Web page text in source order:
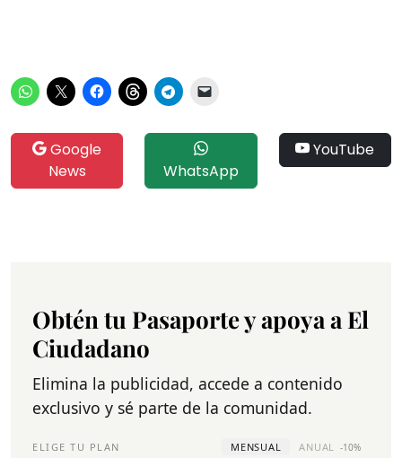
Google
News
WhatsApp
YouTube
Obtén tu Pasaporte y apoya a El
Ciudadano
Elimina la publicidad, accede a contenido
exclusivo y sé parte de la comunidad.
ELIGE TU PLAN MENSUAL ANUAL -10%